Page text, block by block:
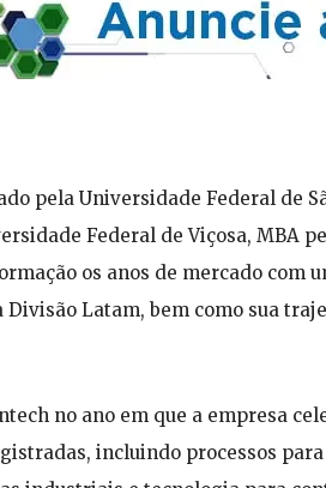
pela Universidade Federal de
Federal de Viçosa, MBA
os anos de mercado com
Latam, bem como sua
no ano em que a empresa
incluindo processos